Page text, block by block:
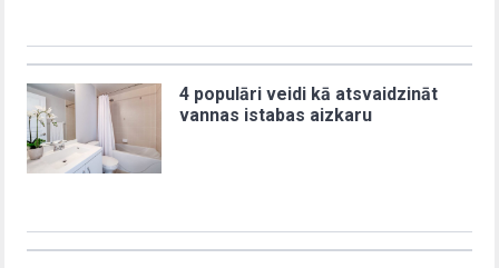
4 populāri veidi kā atsvaidzināt
vannas istabas aizkaru